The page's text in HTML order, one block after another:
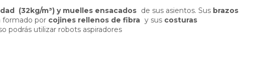
(32kg/m³) y muelles ensacados de sus asientos. Sus brazos
formado por cojines rellenos de fibra y sus costuras
podrás utilizar robots aspiradores